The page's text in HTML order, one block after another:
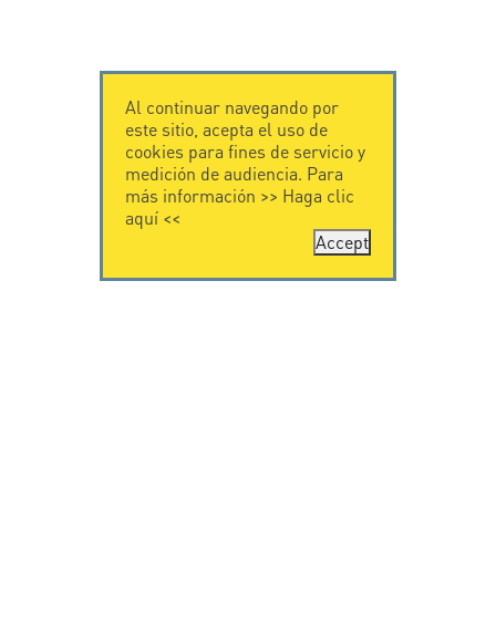
Al continuar navegando por
este sitio, acepta el uso de
cookies para fines de servicio y
medición de audiencia. Para
más información >> Haga clic
aquí<<
Accept